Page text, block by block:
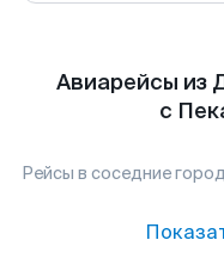
Авиарейсы из
с
Рейсы в соседние